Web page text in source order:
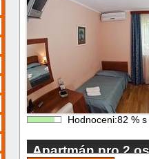
Hodnoceni:82 % s
Apartmán pro 2